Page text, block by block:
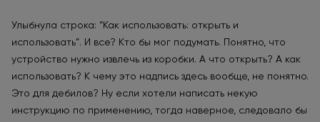
Улыбнула строка: “Как использовать: открыть и
использовать”. И все? Кто бы мог подумать. Понятно, что
устройство нужно извлечь из коробки. А что открыть? А как
использовать? К чему это надпись здесь вообще, не понятно.
Это для дебилов? Ну если хотели написать некую
инструкцию по применению, тогда наверное, следовало бы